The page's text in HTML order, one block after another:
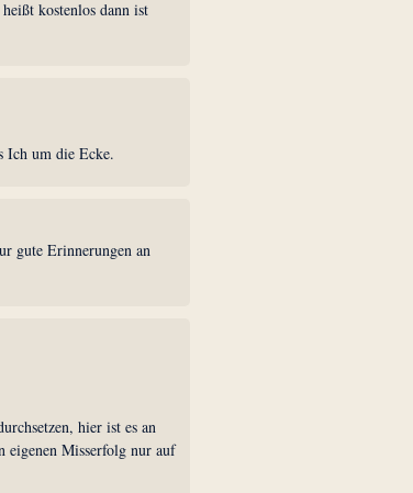
kostenlos dann ist
Ich um die Ecke.
gute Erinnerungen an
hier ist es an
eigenen Misserfolg nur auf